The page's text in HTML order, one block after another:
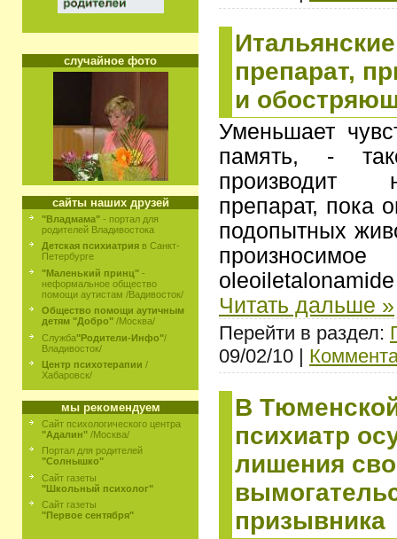
случайное фото
сайты наших друзей
"Владмама" - портал для
родителей Владивостока
Детская психиатрия в Санкт-
Петербурге
"Маленький принц" -
неформальное общество
помощи аутистам /Вадивосток/
Общество помощи аутичным
детям "Добро" /Москва/
Служба"Родители-Инфо"/
Владивосток/
Центр психотерапии /
Хабаровск/
мы рекомендуем
Сайт психологического центра
"Адалин" /Москва/
Портал для родителей
"Солнышко"
Сайт газеты
"Школьный психолог"
Сайт газеты
"Первое сентября"
препарат,
и
Уменьшает
память, -
производит
препарат, пока
подопытных
Читать дальше »
Перейти в раздел:
09/02/10 |
В
психиатр
лишения
призывника